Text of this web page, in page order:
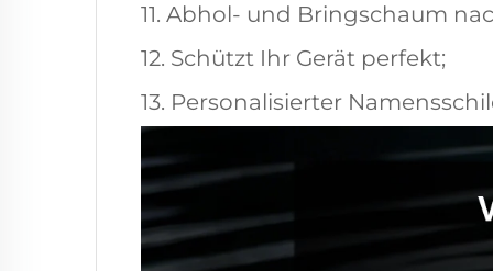
11. Abhol- und Bringschaum
12. Schützt Ihr Gerät perfekt;
13. Personalisierter